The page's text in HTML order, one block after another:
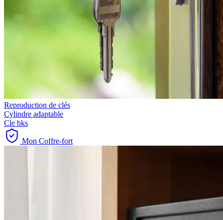
Reproduction de clés
Cylindre adaptable
Cle bks
Mon Coffre-fort